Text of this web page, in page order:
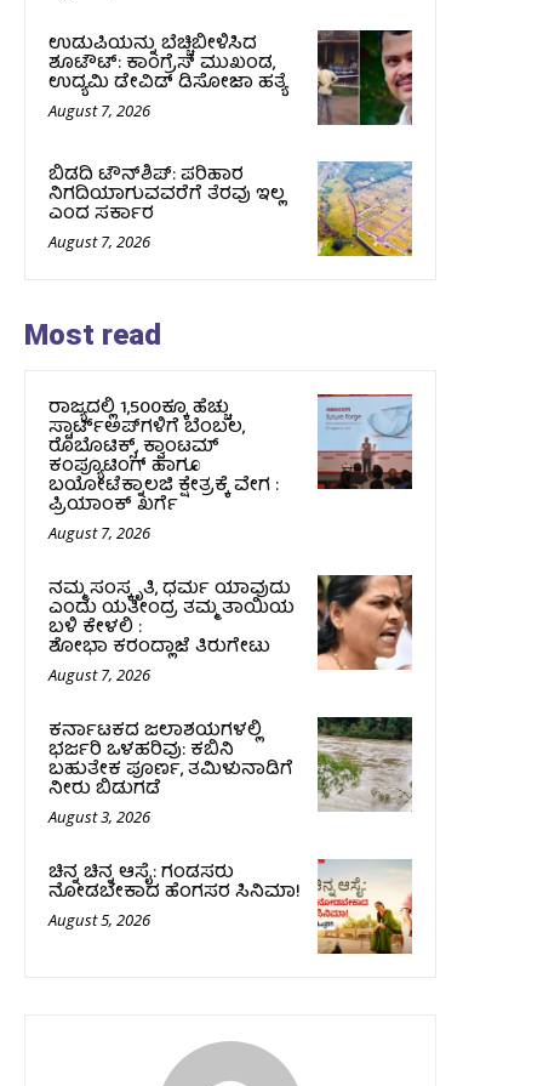
ಉಡುಪಿಯನ್ನು ಬೆಚ್ಚಿಬೀಳಿಸಿದ
ಶೂಟೌಟ್‌: ಕಾಂಗ್ರೆಸ್‌ ಮುಖಂಡ,
ಉದ್ಯಮಿ ಡೇವಿಡ್ ಡಿಸೋಜಾ ಹತ್ಯೆ
August 7, 2026
ಬಿಡದಿ ಟೌನ್‌ಶಿಪ್‌: ಪರಿಹಾರ
ನಿಗದಿಯಾಗುವವರೆಗೆ ತೆರವು ಇಲ್ಲ
ಎಂದ ಸರ್ಕಾರ
August 7, 2026
Most read
ರಾಜ್ಯದಲ್ಲಿ 1,500ಕ್ಕೂ ಹೆಚ್ಚು
ಸ್ಟಾರ್ಟ್‌ಅಪ್‌ಗಳಿಗೆ ಬೆಂಬಲ,
ರೊಬೊಟಿಕ್ಸ್, ಕ್ವಾಂಟಮ್
ಕಂಪ್ಯೂಟಿಂಗ್ ಹಾಗೂ
ಬಯೋಟೆಕ್ನಾಲಜಿ ಕ್ಷೇತ್ರಕ್ಕೆ ವೇಗ :
ಪ್ರಿಯಾಂಕ್‌ ಖರ್ಗೆ
August 7, 2026
ನಮ್ಮ ಸಂಸ್ಕೃತಿ, ಧರ್ಮ ಯಾವುದು
ಎಂದು ಯತೀಂದ್ರ ತಮ್ಮ ತಾಯಿಯ
ಬಳಿ ಕೇಳಲಿ :
ಶೋಭಾ ಕರಂದ್ಲಾಜೆ ತಿರುಗೇಟು
August 7, 2026
ಕರ್ನಾಟಕದ ಜಲಾಶಯಗಳಲ್ಲಿ
ಭರ್ಜರಿ ಒಳಹರಿವು: ಕಬಿನಿ
ಬಹುತೇಕ ಪೂರ್ಣ, ತಮಿಳುನಾಡಿಗೆ
ನೀರು ಬಿಡುಗಡೆ
August 3, 2026
ಚಿನ್ನ ಚಿನ್ನ ಆಸೈ: ಗಂಡಸರು
ನೋಡಬೇಕಾದ ಹೆಂಗಸರ ಸಿನಿಮಾ!
August 5, 2026